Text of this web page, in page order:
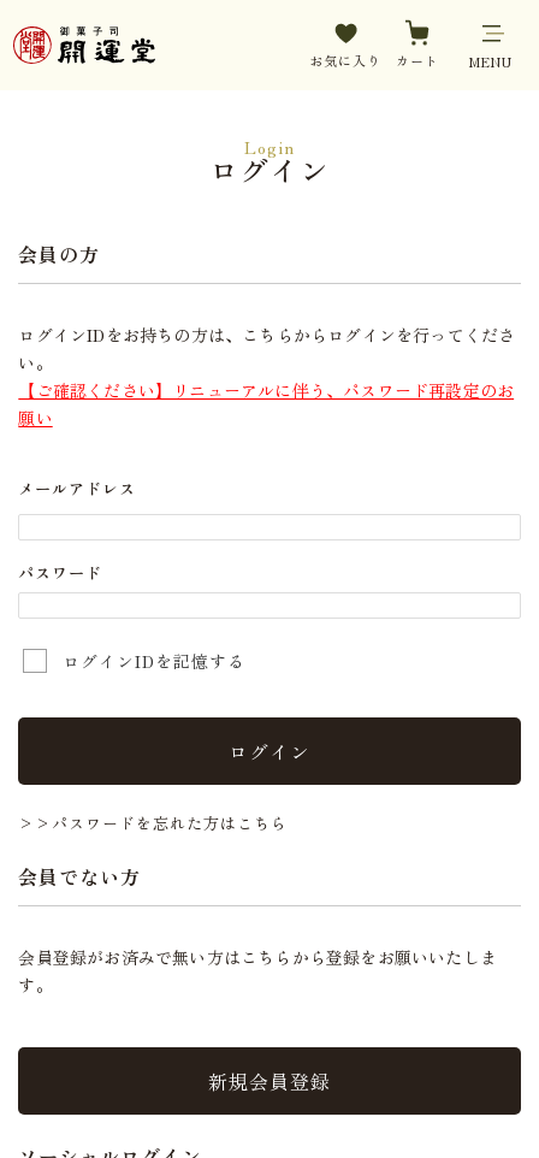
お気に入り カート MENU
Login
ログイン
会員の方
ログインIDをお持ちの方は、こちらからログインを行ってくださ
い。
【ご確認ください】リニューアルに伴う、パスワード再設定のお
願い
メールアドレス
パスワード
ログインIDを記憶する
ログイン
>>パスワードを忘れた方はこちら
会員でない方
会員登録がお済みで無い方はこちらから登録をお願いいたしま
す。
新規会員登録